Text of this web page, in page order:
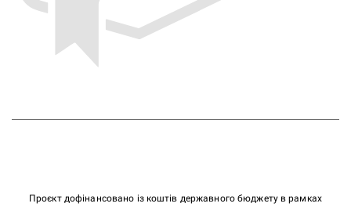
Проєкт дофінансовано із коштів державного бюджету в рамках